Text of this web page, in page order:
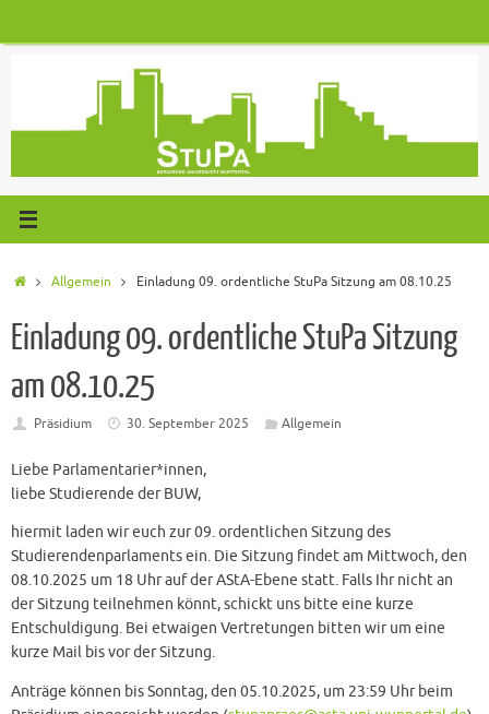
StartAllgemein Einladung 09. ordentliche StuPa Sitzung am 08.10.25
Einladung 09. ordentliche StuPa Sitzung
am 08.10.25
Präsidium 30. September 2025 Allgemein
Liebe Parlamentarier*innen,
liebe Studierende der BUW,
hiermit laden wir euch zur 09. ordentlichen Sitzung des
Studierendenparlaments ein. Die Sitzung findet am Mittwoch, den
08.10.2025 um 18 Uhr auf der AStA-Ebene statt. Falls Ihr nicht an
der Sitzung teilnehmen könnt, schickt uns bitte eine kurze
Entschuldigung. Bei etwaigen Vertretungen bitten wir um eine
kurze Mail bis vor der Sitzung.
Anträge können bis Sonntag, den 05.10.2025, um 23:59 Uhr beim